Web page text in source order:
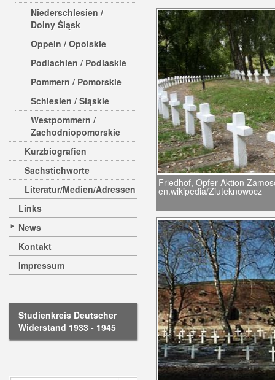
Niederschlesien /
Dolny Śląsk
Oppeln / Opolskie
Podlachien / Podlaskie
Pommern / Pomorskie
Schlesien / Sląskie
Westpommern /
Zachodniopomorskie
Kurzbiografien
Sachstichworte
Literatur/Medien/Adressen
Links
News
Kontakt
Impressum
Studienkreis Deutscher
Widerstand 1933 - 1945
Friedhof, Opfer Aktion
en.wikipedia/Ziuteknowocz